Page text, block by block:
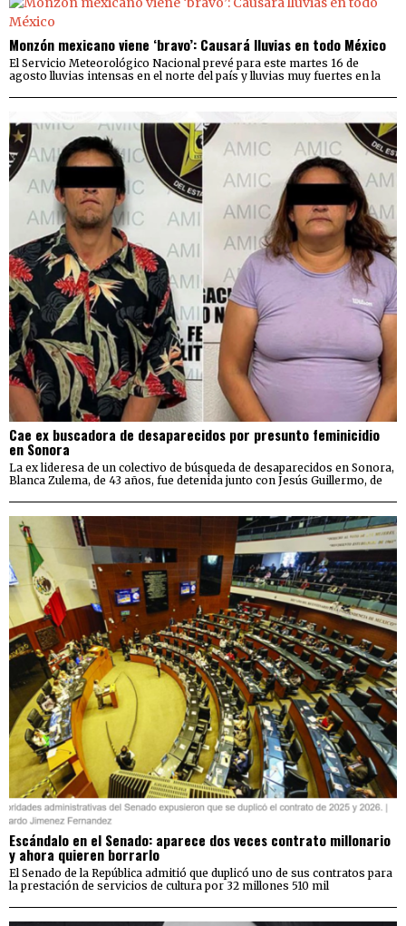
Monzón mexicano viene ‘bravo’: Causará lluvias en todo México
El Servicio Meteorológico Nacional prevé para este martes 16 de
agosto lluvias intensas en el norte del país y lluvias muy fuertes en la
Cae ex buscadora de desaparecidos por presunto feminicidio
en Sonora
La ex lideresa de un colectivo de búsqueda de desaparecidos en Sonora,
Blanca Zulema, de 43 años, fue detenida junto con Jesús Guillermo, de
Escándalo en el Senado: aparece dos veces contrato millonario
y ahora quieren borrarlo
El Senado de la República admitió que duplicó uno de sus contratos para
la prestación de servicios de cultura por 32 millones 510 mil